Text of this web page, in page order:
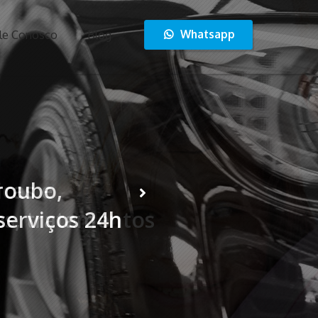
Conosco Blog Whatsapp
e
tratamentos